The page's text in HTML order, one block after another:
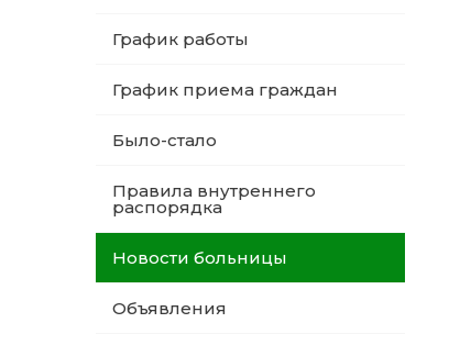
График работы
График приема граждан
Было-стало
Правила внутреннего
распорядка
Новости больницы
Объявления